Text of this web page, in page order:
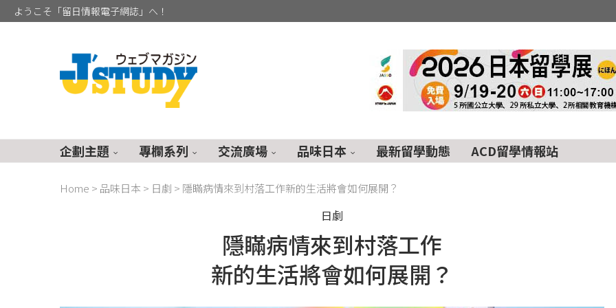
ようこそ「留日情報電子網誌」へ！
企劃主題 專欄系列 交流廣場 品味日本 最新留學動態 ACD留學情報站
Home > 品味日本 > 日劇 > 隱瞞病情來到村落工作新的生活將會如何展開？
日劇
隱瞞病情來到村落工作
新的生活將會如何展開？